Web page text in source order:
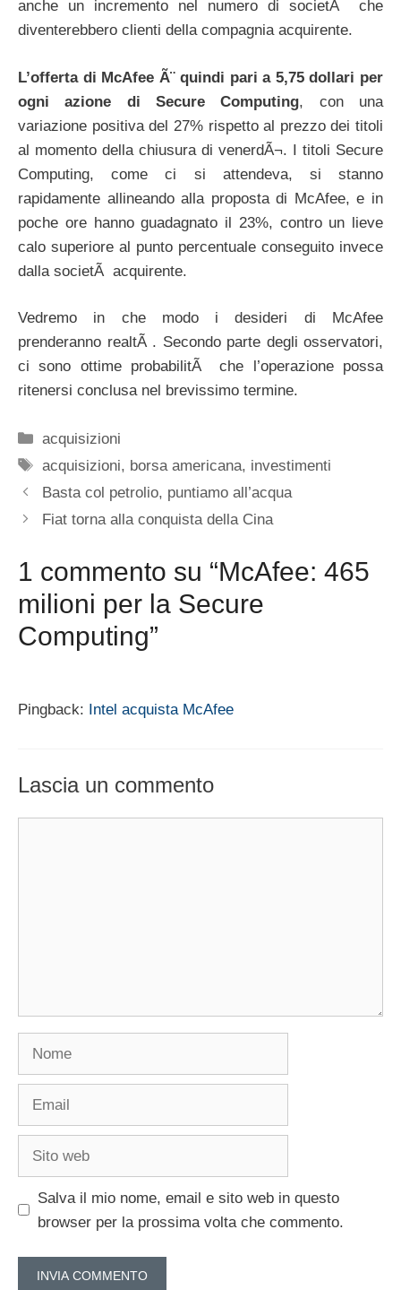
anche un incremento nel numero di societÃ che
diventerebbero clienti della compagnia acquirente.
L’offerta di McAfee Ã¨ quindi pari a 5,75 dollari per
ogni azione di Secure Computing, con una
variazione positiva del 27% rispetto al prezzo dei titoli
al momento della chiusura di venerdÃ¬. I titoli Secure
Computing, come ci si attendeva, si stanno
rapidamente allineando alla proposta di McAfee, e in
poche ore hanno guadagnato il 23%, contro un lieve
calo superiore al punto percentuale conseguito invece
dalla societÃ acquirente.
Vedremo in che modo i desideri di McAfee
prenderanno realtÃ . Secondo parte degli osservatori,
ci sono ottime probabilitÃ che l’operazione possa
ritenersi conclusa nel brevissimo termine.
Categorie
acquisizioni
Tag
acquisizioni, borsa americana, investimenti
Basta col petrolio, puntiamo all’acqua
Fiat torna alla conquista della Cina
1 commento su “McAfee: 465
milioni per la Secure
Computing”
Pingback: Intel acquista McAfee
Lascia un commento
Salva il mio nome, email e sito web in questo
browser per la prossima volta che commento.